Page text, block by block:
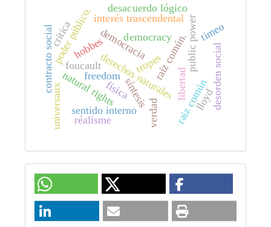
democracy
democracia
freedom
derechos naturales
hobbes
libertad
natural rights
poder público. public power
raíz común.
síntesis
sentido interno raíz común
lloyddesorden social
interés trascendental
contracto social timeo
física
tropes
universaux réalisme
desacuerdo lógico
verdad
crítica
foucault